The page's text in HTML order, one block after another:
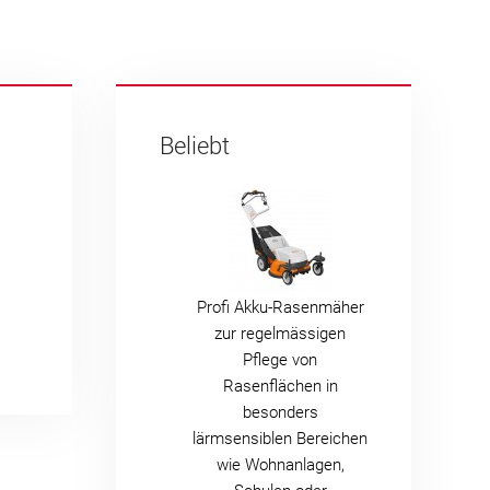
Beliebt
Profi Akku-Rasenmäher
zur regelmässigen
Pflege von
Rasenflächen in
besonders
lärmsensiblen Bereichen
wie Wohnanlagen,